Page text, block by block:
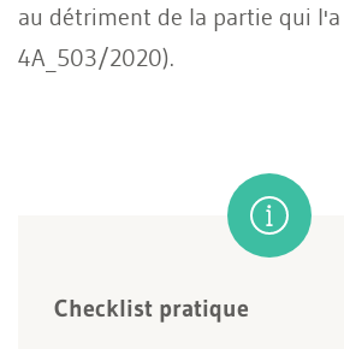
au détriment de la partie qui l'a
4A_503/2020).
Checklist pratique